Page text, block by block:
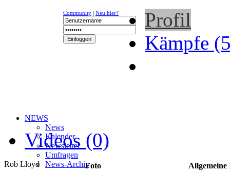
Community | Neu hier?
NEWS
News
Kalender
Newsletter
Umfragen
News-Archiv
Profil
Kämpfe
Videos (0)
Rob Lloyd Foto